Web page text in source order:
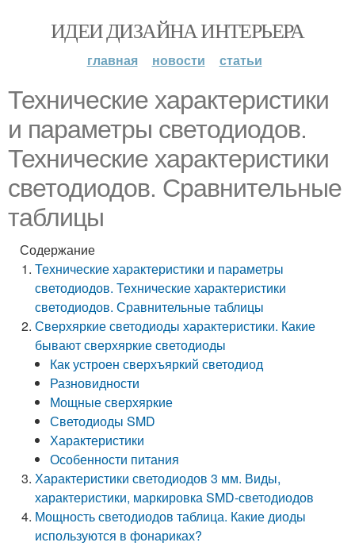
ИДЕИ ДИЗАЙНА ИНТЕРЬЕРА
главная новости статьи
Технические характеристики
и параметры светодиодов.
Технические характеристики
светодиодов. Сравнительные
таблицы
Содержание
Технические характеристики и параметры
светодиодов. Технические характеристики
светодиодов. Сравнительные таблицы
Сверхяркие светодиоды характеристики. Какие
бывают сверхяркие светодиоды
Как устроен сверхъяркий светодиод
Разновидности
Мощные сверхяркие
Светодиоды SMD
Характеристики
Особенности питания
Характеристики светодиодов 3 мм. Виды,
характеристики, маркировка SMD-светодиодов
Мощность светодиодов таблица. Какие диоды
используются в фонариках?